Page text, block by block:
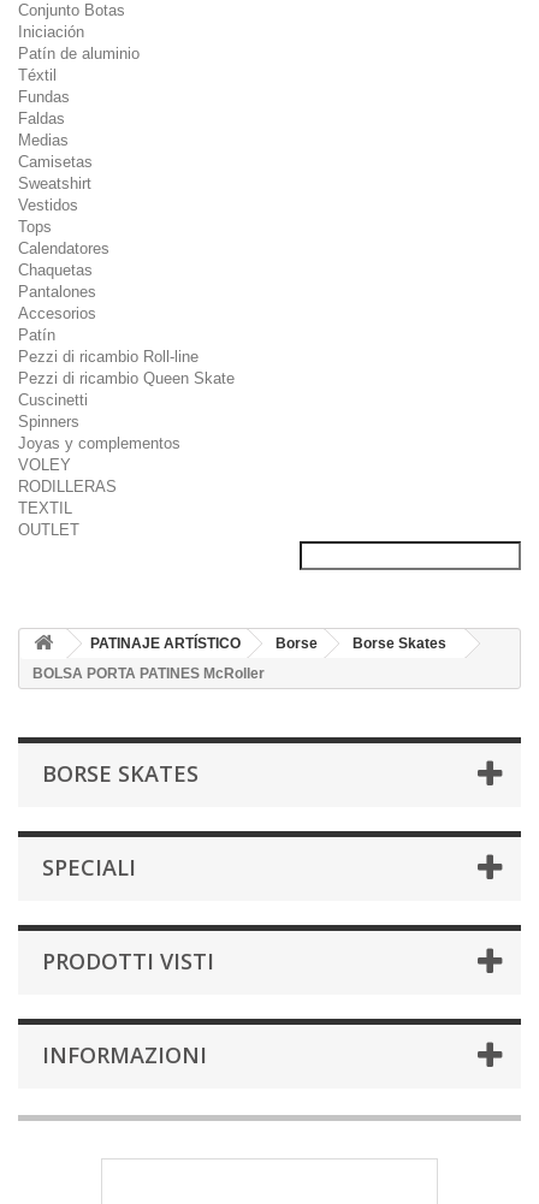
Conjunto Botas
Iniciación
Patín de aluminio
Téxtil
Fundas
Faldas
Medias
Camisetas
Sweatshirt
Vestidos
Tops
Calendatores
Chaquetas
Pantalones
Accesorios
Patín
Pezzi di ricambio Roll-line
Pezzi di ricambio Queen Skate
Cuscinetti
Spinners
Joyas y complementos
VOLEY
RODILLERAS
TEXTIL
OUTLET
PATINAJE ARTÍSTICO Borse
Borse Skates
BOLSA PORTA PATINES McRoller
BORSE SKATES
SPECIALI
PRODOTTI VISTI
INFORMAZIONI